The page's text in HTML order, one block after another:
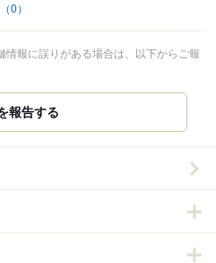
（0）
報に誤りがある場合は、以下からご報
報告する